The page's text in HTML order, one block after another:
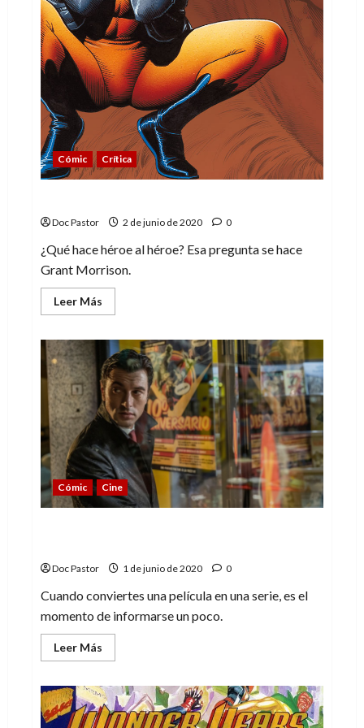
Cómic Crítica
Doc Pastor 2 de junio de 2020 0
¿Qué hace héroe al héroe? Esa pregunta se hace
Grant Morrison.
Leer Más
más
Animal
Man:
el
zoo
humano
Cómic Cine
Doc Pastor 1 de junio de 2020 0
Cuando conviertes una película en una serie, es el
momento de informarse un poco.
Leer Más
más
Orígenes
secretos:
defenestrada